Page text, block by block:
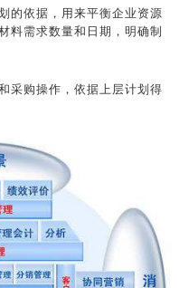
依据，用来平衡企业资源
料需求数量和日期，明确制
购操作，依据上层计划得